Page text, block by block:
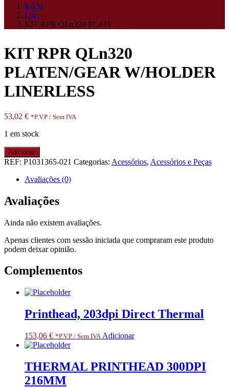
Início
Loja
KIT RPR QLn320 PLATE ...
KIT RPR QLn320
PLATEN/GEAR W/HOLDER
LINERLESS
53,02 € *P.V.P / Sem IVA
1 em stock
Quantidade
de
RPR
PLATEN/GEAR
W/HOLDER
Adicionar
REF: P1031365-021 Categorias: Acessórios, Acessórios e Peças
Avaliações (0)
Avaliações
Ainda não existem avaliações.
Apenas clientes com sessão iniciada que compraram este produto
podem deixar opinião.
Complementos
Printhead, 203dpi Direct Thermal
153,06 € *P.V.P / Sem IVA Adicionar
THERMAL PRINTHEAD 300DPI
216MM